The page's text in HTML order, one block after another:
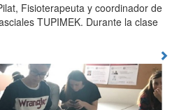
Fisioterapeuta y coordinador de
TUPIMEK. Durante la clase